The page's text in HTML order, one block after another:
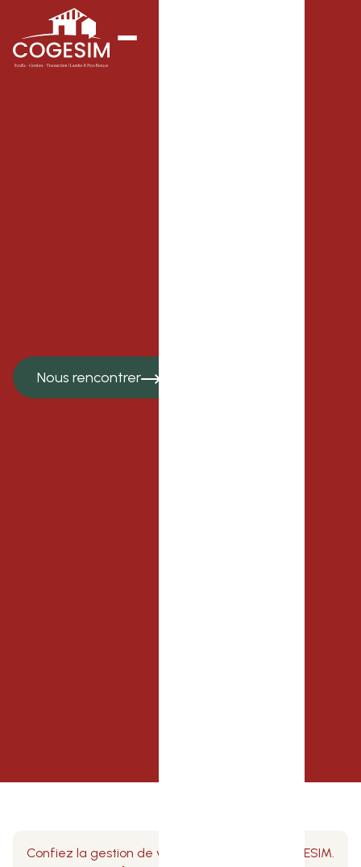
Nous rencontrer
Confiez la gestion de votre copropriété à COGESIM.